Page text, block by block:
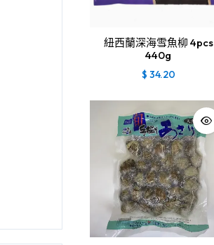
紐西蘭深海雪魚柳 4pcs
440g
$ 34.20